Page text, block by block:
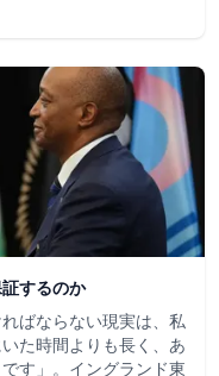
するのか
ばならない現実は、私
た時間よりも長く、あ
す」。イングランド東